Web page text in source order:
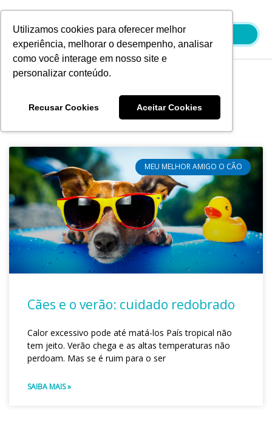
Utilizamos cookies para oferecer melhor
experiência, melhorar o desempenho, analisar
como você interage em nosso site e
personalizar conteúdo.
Recusar Cookies Aceitar Cookies
conteúdo
Blog
MEU MELHOR AMIGO O CÃO
Cães e o verão: cuidado redobrado
Calor excessivo pode até matá-los País tropical não
tem jeito. Verão chega e as altas temperaturas não
perdoam. Mas se é ruim para o ser
SAIBA MAIS »